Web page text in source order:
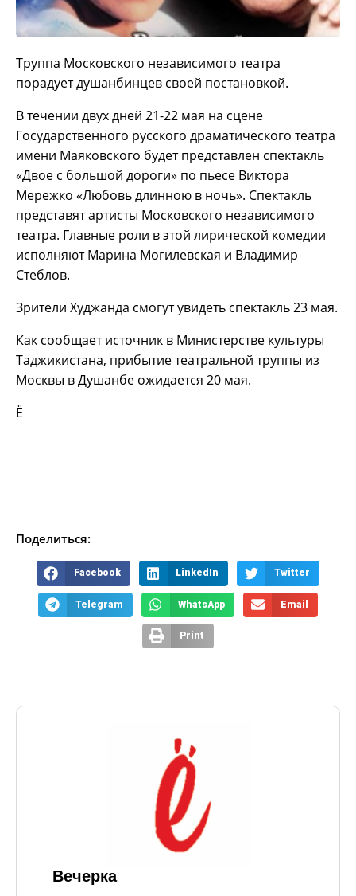
Труппа Московского независимого театра
порадует душанбинцев своей постановкой.
В течении двух дней 21-22 мая на сцене
Государственного русского драматического театра
имени Маяковского будет представлен спектакль
«Двое с большой дороги» по пьесе Виктора
Мережко «Любовь длинною в ночь». Спектакль
представят артисты Московского независимого
театра. Главные роли в этой лирической комедии
исполняют Марина Могилевская и Владимир
Стеблов.
Зрители Худжанда смогут увидеть спектакль 23 мая.
Как сообщает источник в Министерстве культуры
Таджикистана, прибытие театральной труппы из
Москвы в Душанбе ожидается 20 мая.
Ё
Поделиться:
Facebook LinkedIn Twitter
Telegram WhatsApp Email
Print
Вечерка